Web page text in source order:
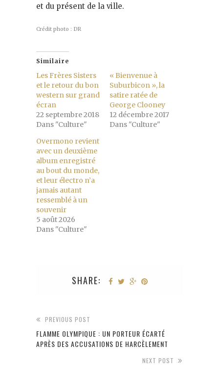
et du présent de la ville​.
Crédit photo : DR
Similaire
Les Frères Sisters
et le retour du bon
western sur grand
écran
22 septembre 2018
Dans "Culture"
« Bienvenue à
Suburbicon », la
satire ratée de
George Clooney
12 décembre 2017
Dans "Culture"
Overmono revient
avec un deuxième
album enregistré
au bout du monde,
et leur électro n’a
jamais autant
ressemblé à un
souvenir
5 août 2026
Dans "Culture"
SHARE:
PREVIOUS POST
FLAMME OLYMPIQUE : UN PORTEUR ÉCARTÉ
APRÈS DES ACCUSATIONS DE HARCÈLEMENT
NEXT POST